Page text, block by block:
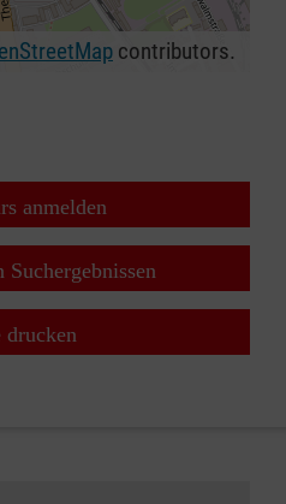
contributors.
anmelden
Suchergebnissen
drucken